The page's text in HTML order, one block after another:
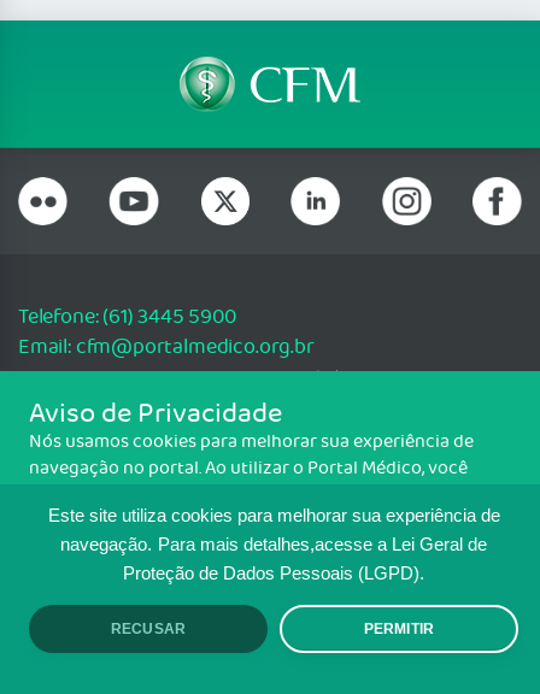
Este site utiliza cookies para melhorar sua experiência de
navegação. Para mais detalhes,acesse a Lei Geral de
Proteção de Dados Pessoais (LGPD).
RECUSAR PERMITIR
Telefone: (61) 3445 5900
Email: cfm@portalmedico.org.br
SGAS 616, Conjunto D, Lote 115, L2 Sul, Brasília/DF - CEP: 70200-760 -
CNPJ: 33.583.550/0001-30
Copyright CFM. Todos os direitos reservados.
MAPA DO SITE
TRANSPARÊNCIA E PRESTAÇÃO DE
Aviso de Privacidade
Nós usamos cookies para melhorar sua experiência de
navegação no portal. Ao utilizar o Portal Médico, você
Para ter mais informações sobre como isso é feito, acesse
Política de cookies. Se você concorda, clique em ACEITO.
ACEITO